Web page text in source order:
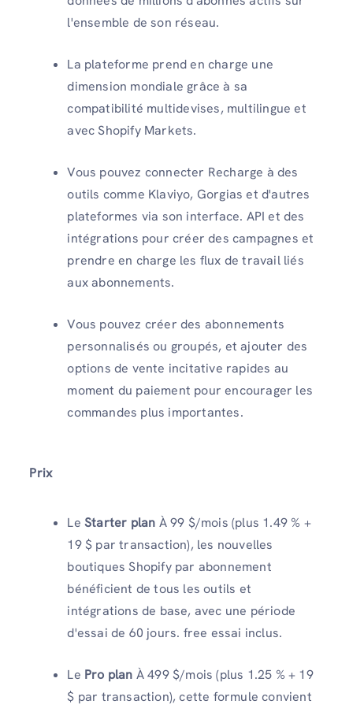
l'ensemble de son réseau.
La plateforme prend en charge une
dimension mondiale grâce à sa
compatibilité multidevises, multilingue et
avec Shopify Markets.
Vous pouvez connecter Recharge à des
outils comme Klaviyo, Gorgias et d'autres
plateformes via son interface. API et des
intégrations pour créer des campagnes et
prendre en charge les flux de travail liés
aux abonnements.
Vous pouvez créer des abonnements
personnalisés ou groupés, et ajouter des
options de vente incitative rapides au
moment du paiement pour encourager les
commandes plus importantes.
Prix
Le Starter plan À 99 $/mois (plus 1.49 % +
19 $ par transaction), les nouvelles
boutiques Shopify par abonnement
bénéficient de tous les outils et
intégrations de base, avec une période
d'essai de 60 jours. free essai inclus.
Le Pro plan À 499 $/mois (plus 1.25 % + 19
$ par transaction), cette formule convient